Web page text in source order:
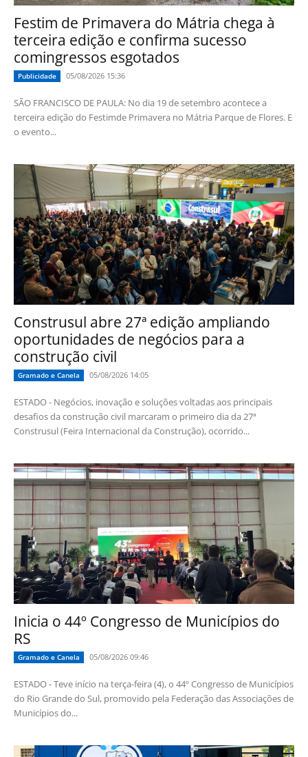
Festim de Primavera do Mátria chega à
terceira edição e confirma sucesso
comingressos esgotados
Publicidade 05/08/2026 15:36
SÃO FRANCISCO DE PAULA: No dia 19 de setembro acontece a
terceira edição do Festimde Primavera no Mátria Parque de Flores. E
o evento...
Construsul abre 27ª edição ampliando
oportunidades de negócios para a
construção civil
Gramado e Canela 05/08/2026 14:05
ESTADO - Negócios, inovação e soluções voltadas aos principais
desafios da construção civil marcaram o primeiro dia da 27ª
Construsul (Feira Internacional da Construção), ocorrido...
Inicia o 44º Congresso de Municípios do
RS
Gramado e Canela 05/08/2026 09:46
ESTADO - Teve início na terça-feira (4), o 44º Congresso de Municípios
do Rio Grande do Sul, promovido pela Federação das Associações de
Municípios do...